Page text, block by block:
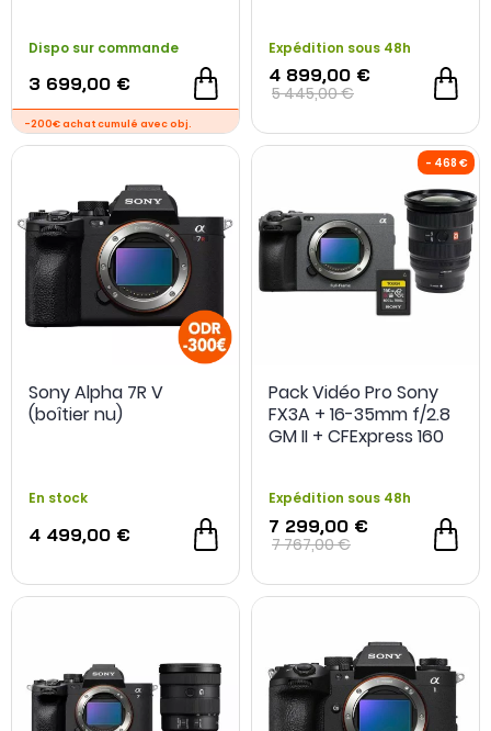
- 400 €
Dispo sur commande
3 699,00 €
Expédition sous 48h
4 899,00 €
5 445,00 €
Sony Alpha 7R V
(boîtier nu)
En stock
4 499,00 €
Pack Vidéo Pro Sony
FX3A + 16-35mm f/2.8
GM II + CFExpress 160
Expédition sous 48h
7 299,00 €
7 767,00 €